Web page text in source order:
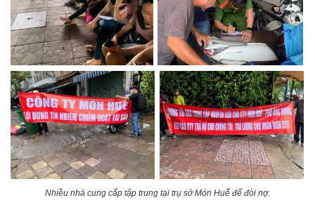
Nhiều nhà cung cấp tập trung tại trụ sở Món Huế để đòi nợ.